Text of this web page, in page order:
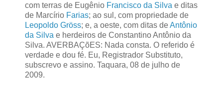
com terras de Eugênio Francisco da Silva e ditas
de Marcírio Farias; ao sul, com propriedade de
Leopoldo Gröss; e, a oeste, com ditas deAntônio
da Silva e herdeiros de Constantino Antônio da
Silva. AVERBAÇõES: Nada consta. O referido é
verdade e dou fé. Eu, Registrador Substituto,
subscrevo e assino. Taquara, 08 de julho de
2009.